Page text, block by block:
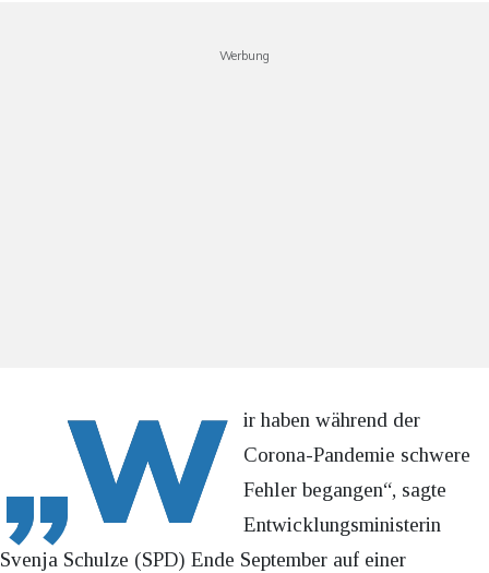
Werbung
„W
ir haben während der
Corona-Pandemie schwere
Fehler begangen“, sagte
Entwicklungsministerin
Svenja Schulze (SPD) Ende September auf einer